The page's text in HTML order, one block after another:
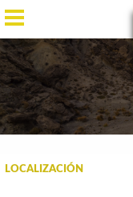
LOCALIZACIÓN